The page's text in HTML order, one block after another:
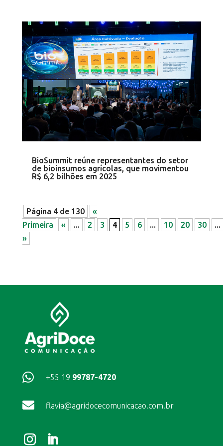
BioSummit reúne representantes do setor
de bioinsumos agrícolas, que movimentou
R$ 6,2 bilhões em 2025
Página 4 de 130
«
Primeira
« ... 2 3 4 5 6 ... 10 20 30
...
»
 +55 19 99787-4720
 flavia@agridocecomunicacao.com.br